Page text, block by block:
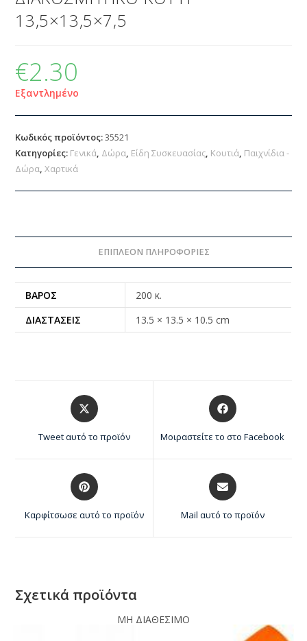
13,5×13,5×7,5
€2.30
Εξαντλημένο
Κωδικός προϊόντος:35521
Κατηγορίες: Γενικά, Δώρα, Είδη Συσκευασίας, Κουτιά, Παιχνίδια -
Δώρα,Χαρτικά
ΕΠΙΠΛΈΟΝ ΠΛΗΡΟΦΟΡΊΕΣ
ΒΆΡΟΣ
200 κ.
ΔΙΑΣΤΆΣΕΙΣ
13.5 × 13.5 × 10.5 cm
Tweet αυτό το προϊόν Μοιραστείτε το στο Facebook
Καρφίτσωσε αυτό το προϊόν Mail αυτό το προϊόν
Σχετικά προϊόντα
ΜΗ ΔΙΑΘΕΣΙΜΟ